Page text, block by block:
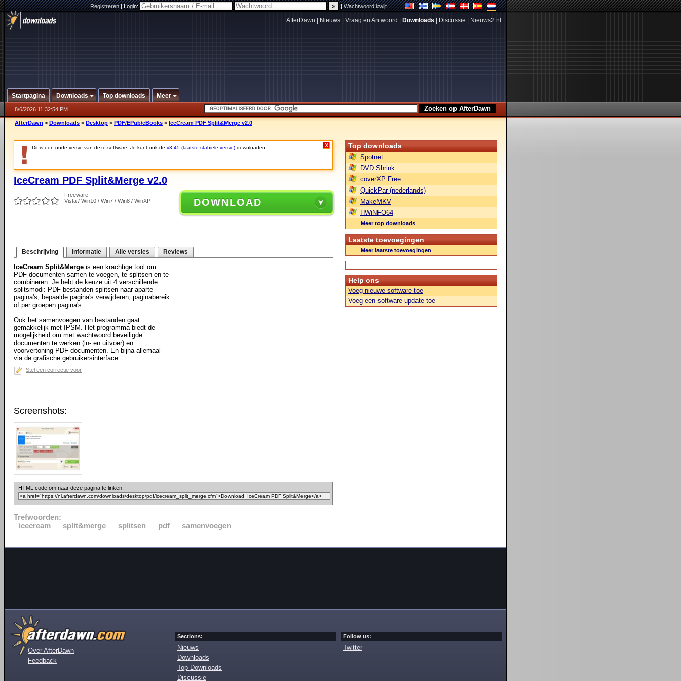
Registreren|Login: |Wachtwoord kwijt
AfterDawn Nieuws Vraag en Antwoord Downloads Discussie Nieuws2.nl
Startpagina Downloads Top downloads Meer
8/6/2026 11:32:54 PM
AfterDawn > Downloads > Desktop > PDF/EPub/eBooks > IceCream PDF Split&Merge v2.0
Dit is een oude versie van deze software. Je kunt ook de v3.45 (laatste stabiele versie) downloaden. X
IceCream PDF Split&Merge v2.0
Freeware
Vista / Win10 / Win7 / Win8 / WinXP
DOWNLOAD
Beschrijving Informatie Alle versies Reviews
IceCream Split&Merge is een krachtige tool om
PDF-documenten samen te voegen, te splitsen en te
combineren. Je hebt de keuze uit 4 verschillende
splitsmodi: PDF-bestanden splitsen naar aparte
pagina's, bepaalde pagina's verwijderen, paginabereik
of per groepen pagina's.
Ook het samenvoegen van bestanden gaat
gemakkelijk met IPSM. Het programma biedt de
mogelijkheid om met wachtwoord beveiligde
documenten te werken (in- en uitvoer) en
voorvertoning PDF-documenten. En bijna allemaal
via de grafische gebruikersinterface.
Stel een correctie voor
Screenshots:
HTML code om naar deze pagina te linken:
Trefwoorden:
icecream
split&merge splitsen pdf samenvoegen
Top downloads
Spotnet
DVD Shrink
coverXP Free
QuickPar (nederlands)
MakeMKV
HWiNFO64
Meer top downloads
Laatste toevoegingen
Meer laatste toevoegingen
Help ons
Voeg nieuwe software toe
Voeg een software update toe
Over AfterDawn
Feedback
Sections:
Nieuws
Downloads
Top Downloads
Discussie
Follow us:
Twitter